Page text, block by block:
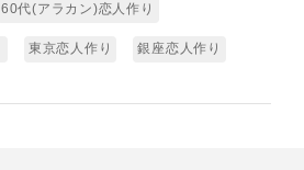
60代(アラカン)恋人作り
東京恋人作り 銀座恋人作り